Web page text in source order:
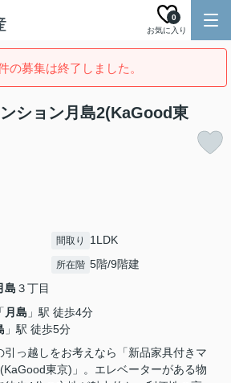
お気に入り
0
の募集は終了しました。
ション月島2(KaGood東
間取り 1LDK
所在階 5階/9階建
島 ３丁目
「 月島 」駅 徒歩4分
」駅 徒歩5分
引っ越しをお考えなら「新品家具付きマ
東京)」。エレベーターがある物